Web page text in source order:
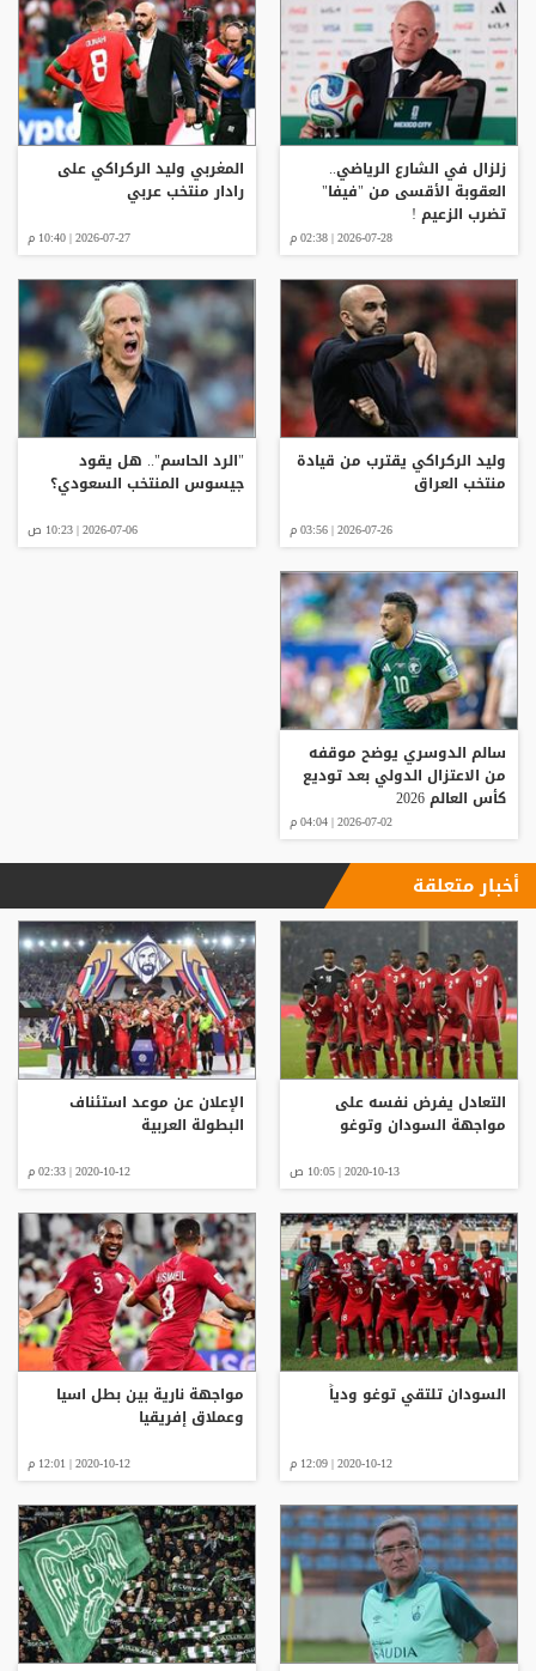
زلزال في الشارع الرياضي..
العقوبة الأقسى من "فيفا"
تضرب الزعيم !
2026-07-28 | 02:38 م
المغربي وليد الركراكي على
رادار منتخب عربي
2026-07-27 | 10:40 م
وليد الركراكي يقترب من قيادة
منتخب العراق
2026-07-26 | 03:56 م
"الرد الحاسم".. هل يقود
جيسوس المنتخب السعودي؟
2026-07-06 | 10:23 ص
سالم الدوسري يوضح موقفه
من الاعتزال الدولي بعد توديع
كأس العالم 2026
2026-07-02 | 04:04 م
أخبار متعلقة
التعادل يفرض نفسه على
مواجهة السودان وتوغو
2020-10-13 | 10:05 ص
الإعلان عن موعد استئناف
البطولة العربية
2020-10-12 | 02:33 م
السودان تلتقي توغو ودياً
2020-10-12 | 12:09 م
مواجهة نارية بين بطل اسيا
وعملاق إفريقيا
2020-10-12 | 12:01 م